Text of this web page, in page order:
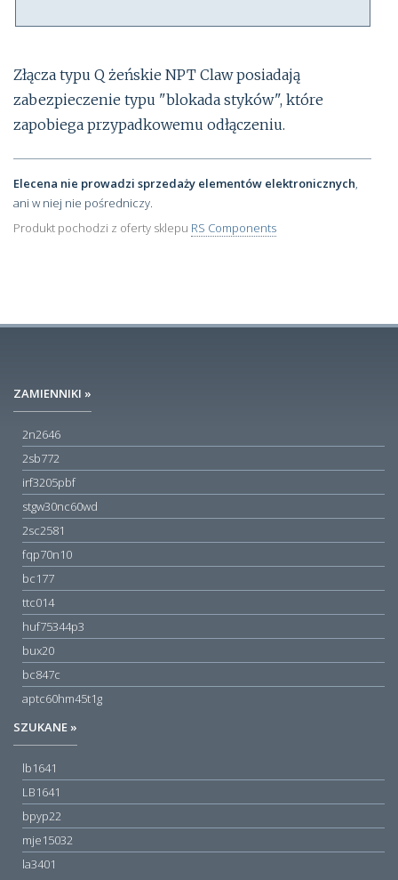
Złącza typu Q żeńskie NPT Claw posiadają
zabezpieczenie typu "blokada styków", które
zapobiega przypadkowemu odłączeniu.
Elecena nie prowadzi sprzedaży elementów elektronicznych
ani w niej nie pośredniczy.
Produkt pochodzi z oferty sklepu RS Components
ZAMIENNIKI »
2n2646
2sb772
irf3205pbf
stgw30nc60wd
2sc2581
fqp70n10
bc177
ttc014
huf75344p3
bux20
bc847c
aptc60hm45t1g
SZUKANE »
lb1641
LB1641
bpyp22
mje15032
la3401